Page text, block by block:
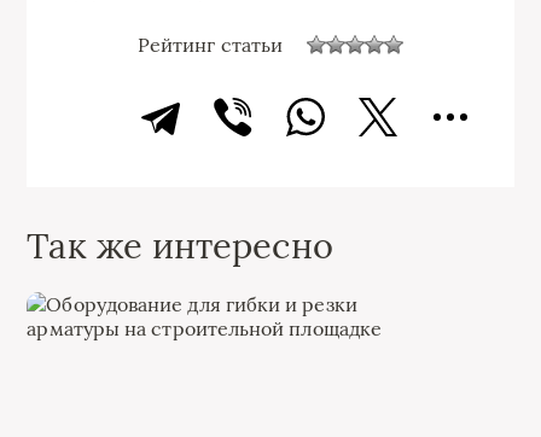
Рейтинг статьи
Так же интересно